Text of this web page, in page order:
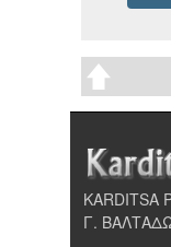
KARDITSA
Γ.